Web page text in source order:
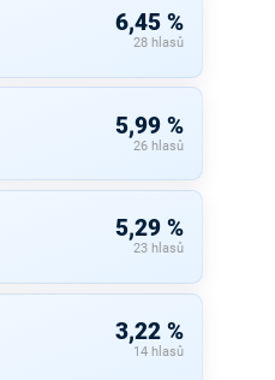
6,45 %
28 hlasů
5,99 %
26 hlasů
5,29 %
23 hlasů
3,22 %
14 hlasů